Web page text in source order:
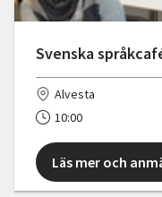
Svenska
Alvesta
10:00
Läs mer och